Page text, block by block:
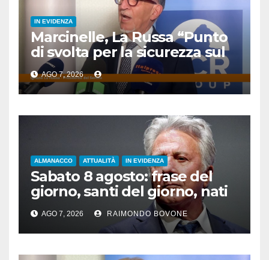
IN EVIDENZA
Marcinelle, La Russa “Punto
di svolta per la sicurezza sul
lavoro”
AGO 7, 2026
ALMANACCO ATTUALITÀ IN EVIDENZA
Sabato 8 agosto: frase del
giorno, santi del giorno, nati
famosi, accadde oggi
AGO 7, 2026 RAIMONDO BOVONE